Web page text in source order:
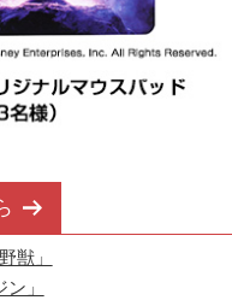
獣」
」